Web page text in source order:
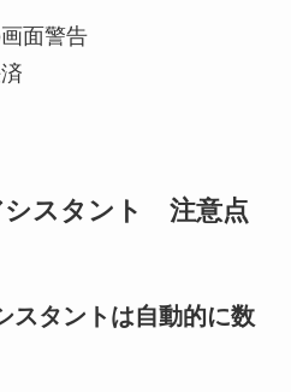
面警告
シスタント 注意点
スタントは自動的に数